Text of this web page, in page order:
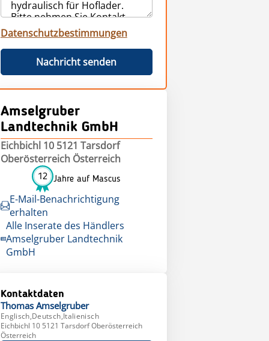
Datenschutzbestimmungen
Nachricht senden
Amselgruber
Landtechnik GmbH
Eichbichl 10 5121 Tarsdorf
Oberösterreich Österreich
12 Jahre auf Mascus
E-Mail-Benachrichtigung
erhalten
Alle Inserate des Händlers
Amselgruber Landtechnik
GmbH
Kontaktdaten
Thomas Amselgruber
Englisch,Deutsch,Italienisch
Eichbichl 10 5121 Tarsdorf Oberösterreich
Österreich